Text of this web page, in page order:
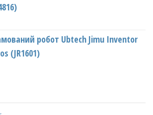
робот Ubtech Jimu Inventor
(JR1601)